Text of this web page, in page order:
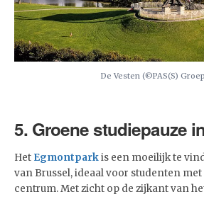
De Vesten (©PAS(S)
5. Groene studiepauze
Het Egmontparkis een moeilijk te
van Brussel, ideaal voor studenten
centrum. Met zicht op de zijkant van